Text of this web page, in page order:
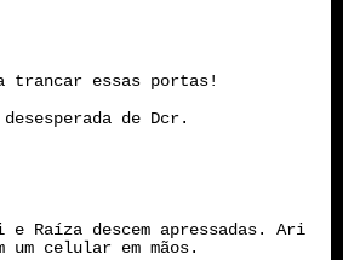
trancar essas portas!
de Dcr.
e Raíza descem apressadas. Ari
um celular em mãos.